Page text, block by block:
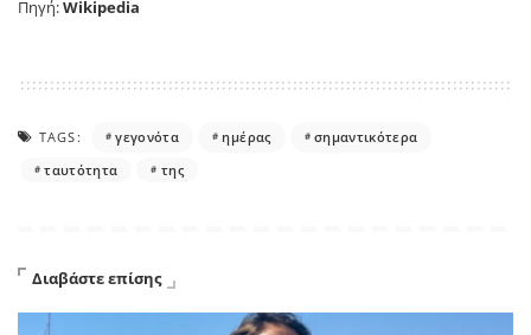
Πηγή:Wikipedia
TAGS: γεγονότα ημέρας
σημαντικότερα
ταυτότητα
της
Διαβάστε επίσης